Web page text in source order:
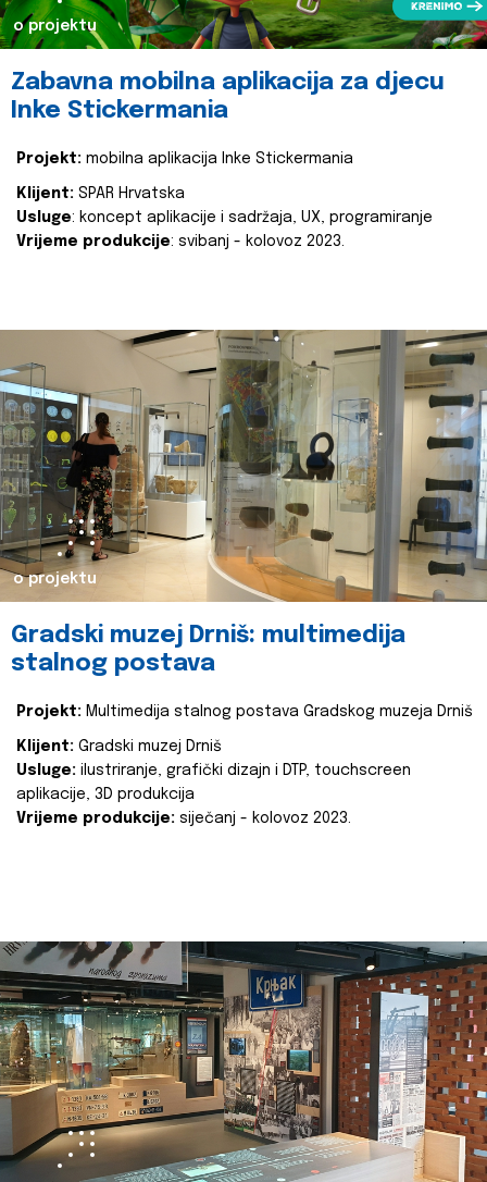
o projektu
Zabavna mobilna aplikacija za djecu
Inke Stickermania
Projekt: mobilna aplikacija Inke Stickermania
Klijent: SPAR Hrvatska
Usluge: koncept aplikacije i sadržaja, UX, programiranje
Vrijeme produkcije: svibanj - kolovoz 2023.
o projektu
Gradski muzej Drniš: multimedija
stalnog postava
Projekt: Multimedija stalnog postava Gradskog muzeja Drniš
Klijent: Gradski muzej Drniš
Usluge: ilustriranje, grafički dizajn i DTP, touchscreen
aplikacije, 3D produkcija
Vrijeme produkcije: siječanj - kolovoz 2023.